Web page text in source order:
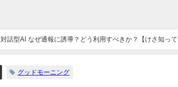
対話型AI なぜ通報に誘導？どう利用すべきか？【けさ知って
グッドモーニング